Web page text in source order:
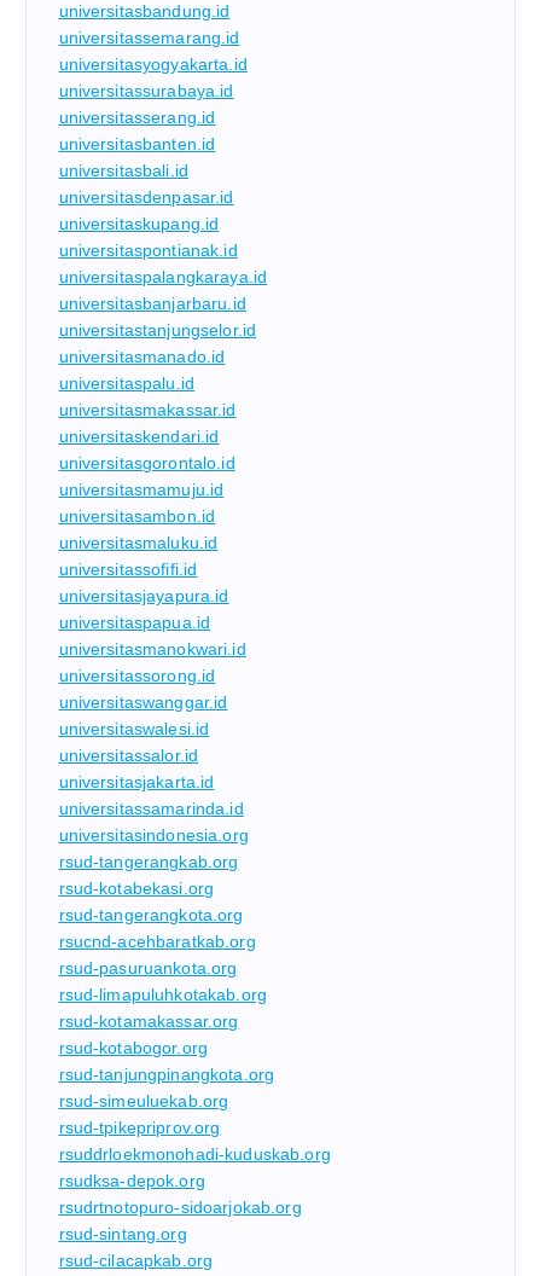
universitasbandung.id
universitassemarang.id
universitasyogyakarta.id
universitassurabaya.id
universitasserang.id
universitasbanten.id
universitasbali.id
universitasdenpasar.id
universitaskupang.id
universitaspontianak.id
universitaspalangkaraya.id
universitasbanjarbaru.id
universitastanjungselor.id
universitasmanado.id
universitaspalu.id
universitasmakassar.id
universitaskendari.id
universitasgorontalo.id
universitasmamuju.id
universitasambon.id
universitasmaluku.id
universitassofifi.id
universitasjayapura.id
universitaspapua.id
universitasmanokwari.id
universitassorong.id
universitaswanggar.id
universitaswalesi.id
universitassalor.id
universitasjakarta.id
universitassamarinda.id
universitasindonesia.org
rsud-tangerangkab.org
rsud-kotabekasi.org
rsud-tangerangkota.org
rsucnd-acehbaratkab.org
rsud-pasuruankota.org
rsud-limapuluhkotakab.org
rsud-kotamakassar.org
rsud-kotabogor.org
rsud-tanjungpinangkota.org
rsud-simeuluekab.org
rsud-tpikepriprov.org
rsuddrloekmonohadi-kuduskab.org
rsudksa-depok.org
rsudrtnotopuro-sidoarjokab.org
rsud-sintang.org
rsud-cilacapkab.org